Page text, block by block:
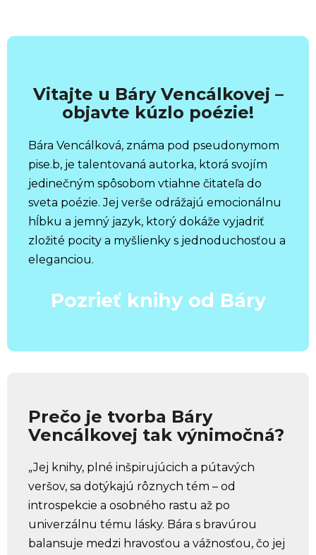
Vitajte u Báry Vencálkovej –
objavte kúzlo poézie!
Bára Vencálková, známa pod pseudonymom
pise.b, je talentovaná autorka, ktorá svojím
jedinečným spôsobom vtiahne čitateľa do
sveta poézie. Jej verše odrážajú emocionálnu
hĺbku a jemný jazyk, ktorý dokáže vyjadriť
zložité pocity a myšlienky s jednoduchosťou a
eleganciou.
Pozrieť knihy od Báry
Prečo je tvorba Báry
Vencálkovej tak výnimočná?
„Jej knihy, plné inšpirujúcich a pútavých
veršov, sa dotýkajú rôznych tém – od
introspekcie a osobného rastu až po
univerzálnu tému lásky. Bára s bravúrou
balansuje medzi hravosťou a vážnosťou, čo jej